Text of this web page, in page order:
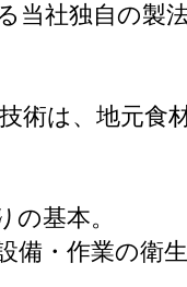
当社独自の製
術は、地元食
の基本。
備・作業の衛